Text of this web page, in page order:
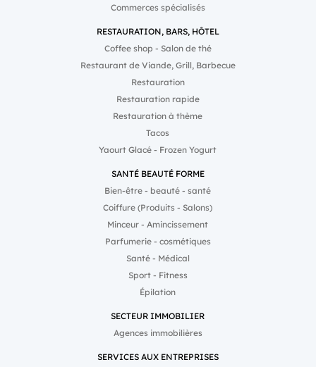
Commerces spécialisés
RESTAURATION, BARS, HÔTEL
Coffee shop - Salon de thé
Restaurant de Viande, Grill, Barbecue
Restauration
Restauration rapide
Restauration à thème
Tacos
Yaourt Glacé - Frozen Yogurt
SANTÉ BEAUTÉ FORME
Bien-être - beauté - santé
Coiffure (Produits - Salons)
Minceur - Amincissement
Parfumerie - cosmétiques
Santé - Médical
Sport - Fitness
Épilation
SECTEUR IMMOBILIER
Agences immobilières
SERVICES AUX ENTREPRISES